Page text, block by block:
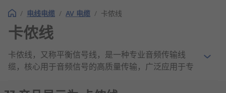
/ 电线电缆 / AV 电缆 / 卡侬线
卡侬线
卡侬线，又称平衡信号线，是一种专业音频传输线
缆，核心用于音频信号的高质量传输，广泛应用于专
效抑制干扰、减少信号损耗，确保音频信号稳定传